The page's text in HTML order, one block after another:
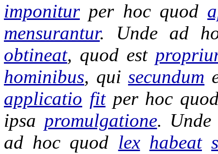
imponiturper hoc quod
mensurantur. Unde ad
obtineat, quod est
hominibus, quisecundum
applicatio fitper hoc
ipsa promulgatione.
ad hoc quod lex habeat